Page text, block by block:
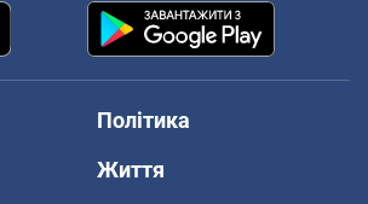
Політика
Життя